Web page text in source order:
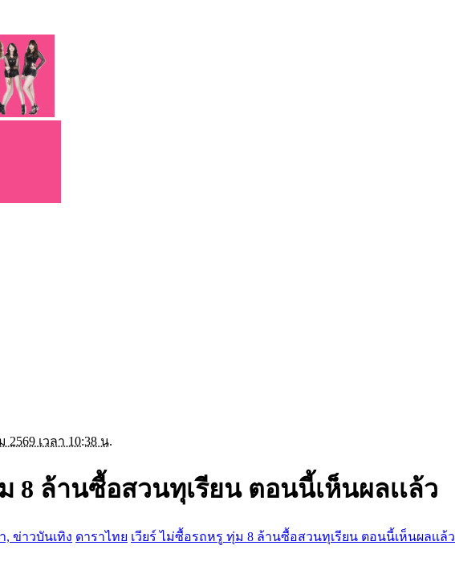
เวลา 10:38 น.
8 ล้านซื้อสวนทุเรียน ตอนนี้เห็นผลเเล้ว
, ข่าวบันเทิง ดาราไทย เวียร์ ไม่ซื้อรถหรู ทุ่ม 8 ล้านซื้อสวนทุเรียน ตอนนี้เห็นผลเเล้ว